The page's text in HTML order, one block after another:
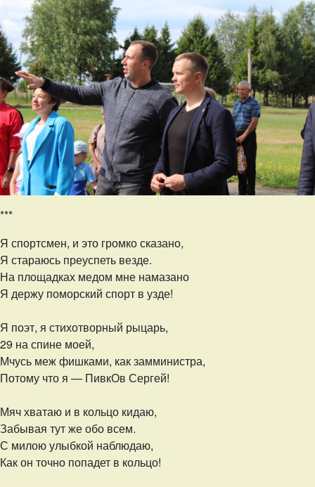
***
Я спортсмен, и это громко сказано,
Я стараюсь преуспеть везде.
На площадках медом мне намазано
Я держу поморский спорт в узде!
Я поэт, я стихотворный рыцарь,
29 на спине моей,
Мчусь меж фишками, как замминистра,
Потому что я — ПивкОв Сергей!
Мяч хватаю и в кольцо кидаю,
Забывая тут же обо всем.
С милою улыбкой наблюдаю,
Как он точно попадет в кольцо!